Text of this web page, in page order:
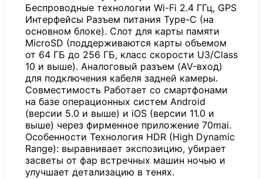
Беспроводные технологии Wi-Fi 2.4 ГГц, GPS
Интерфейсы Разъем питания Type-C (на
основном блоке). Слот для карты памяти
MicroSD (поддерживаются карты объемом
от 64 ГБ до 256 ГБ, класс скорости U3/Class
10 и выше). Аналоговый разъем (AV-вход)
для подключения кабеля задней камеры.
Совместимость Работает со смартфонами
на базе операционных систем Android
(версии 5.0 и выше) и iOS (версии 11.0 и
выше) через фирменное приложение 70mai.
Особенности Технология HDR (High Dynamic
Range): выравнивает экспозицию, убирает
засветы от фар встречных машин ночью и
улучшает детализацию в тенях.